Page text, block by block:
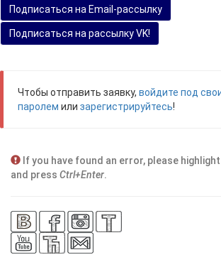
Подписаться на Email-рассылку
Подписаться на рассылку VK!
Чтобы отправить заявку, войдите под
паролем или зарегистрируйтесь!
If you have found an error, please
and press Ctrl+Enter.